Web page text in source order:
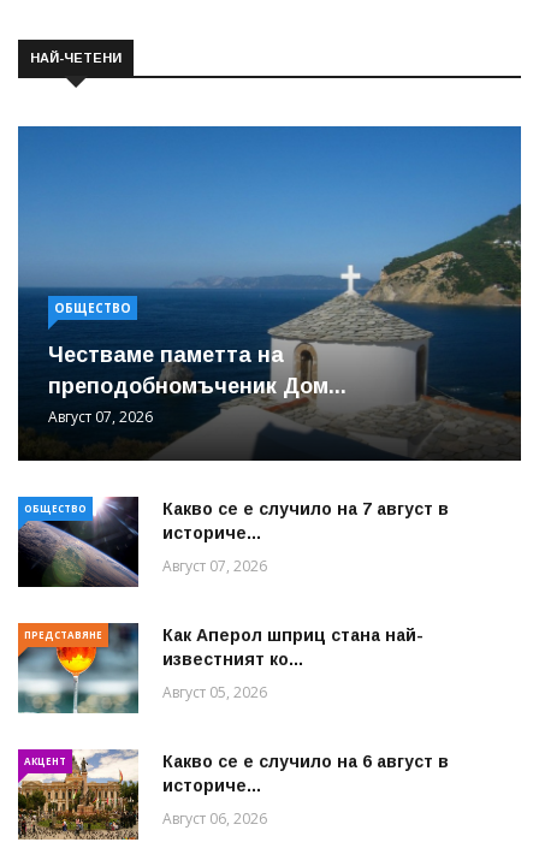
НАЙ-ЧЕТЕНИ
ОБЩЕСТВО
Честваме паметта на
преподобномъченик Дом...
Август 07, 2026
ОБЩЕСТВО
Какво се е случило на 7 август в
историче...
Август 07, 2026
ПРЕДСТАВЯНЕ
Как Аперол шприц стана най-
известният ко...
Август 05, 2026
АКЦЕНТ
Какво се е случило на 6 август в
историче...
Август 06, 2026